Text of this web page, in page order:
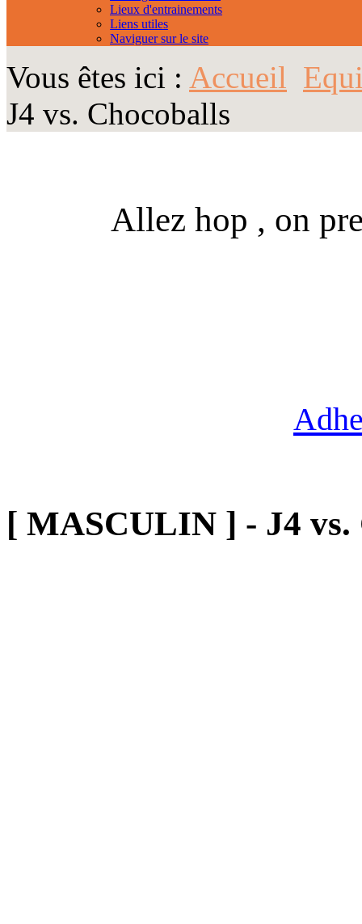
Lieux d'entrainements
Liens utiles
Naviguer sur le site
Vous êtes ici : Accueil
J4 vs. Chocoballs
Allez hop , on
[ MASCULIN ] - J4 vs.